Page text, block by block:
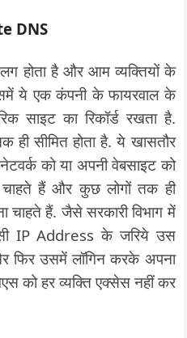
DNS
होता है और आम व्यक्तियों के
ये एक कंपनी के फायरवाल के
साइट का रिकॉर्ड रखता है.
सीमित होता है. ये खासतौर
को या अपनी वेबसाइट को
हैं और कुछ लोगों तक ही
चाहते हैं. जैसे सरकारी विभाग में
IP Address के जरिये उस
फिर उसमें लॉगिन करके अपना
को हर व्यक्ति एक्सेस नहीं कर